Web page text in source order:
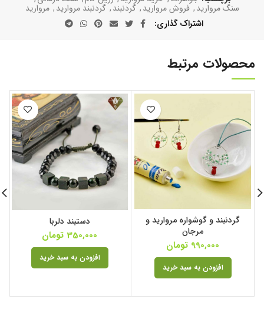
سنگ مروارید, فروش مروارید, گردنبند, گردنبند مروارید, مروارید
اشتراک گذاری
محصولات مرتبط
گردنبند و گوشواره مروارید و
مرجان
990,000 تومان
افزودن به سبد خرید
دستبند دلربا
350,000 تومان
افزودن به سبد خرید